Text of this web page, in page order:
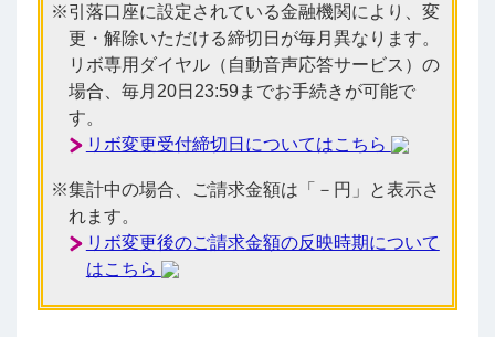
引落口座に設定されている金融機関により、変
更・解除いただける締切日が毎月異なります。
リボ専用ダイヤル（自動音声応答サービス）の
場合、毎月20日23:59までお手続きが可能で
す。
リボ変更受付締切日についてはこちら
集計中の場合、ご請求金額は「－円」と表示さ
れます。
リボ変更後のご請求金額の反映時期について
はこちら